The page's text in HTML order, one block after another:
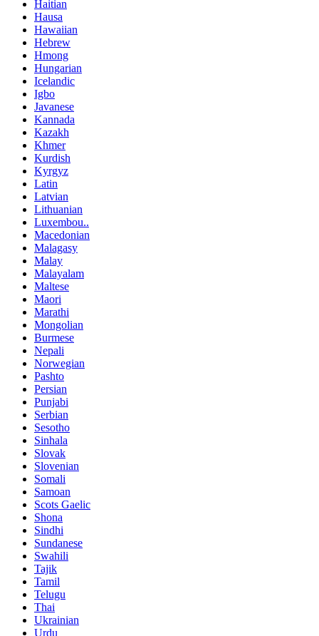
Haitian
Hausa
Hawaiian
Hebrew
Hmong
Hungarian
Icelandic
Igbo
Javanese
Kannada
Kazakh
Khmer
Kurdish
Kyrgyz
Latin
Latvian
Lithuanian
Luxembou..
Macedonian
Malagasy
Malay
Malayalam
Maltese
Maori
Marathi
Mongolian
Burmese
Nepali
Norwegian
Pashto
Persian
Punjabi
Serbian
Sesotho
Sinhala
Slovak
Slovenian
Somali
Samoan
Scots Gaelic
Shona
Sindhi
Sundanese
Swahili
Tajik
Tamil
Telugu
Thai
Ukrainian
Urdu